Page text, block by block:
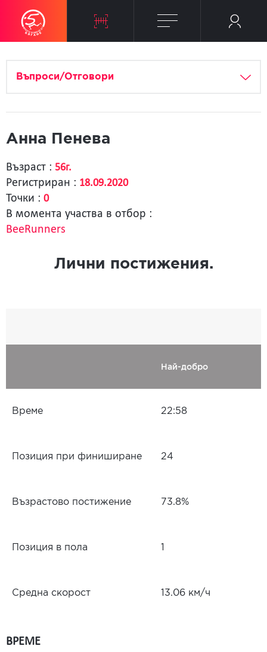
Въпроси/Отговори
Анна Пенева
Възраст : 56г.
Регистриран : 18.09.2020
Точки : 0
В момента участва в отбор :
BeeRunners
Лични постижения.
Най-добро
Време 22:58
Позиция при финиширане 24
Възрастово постижение 73.8%
Позиция в пола
Средна скорост 13.06 км/ч
ВРЕМЕ